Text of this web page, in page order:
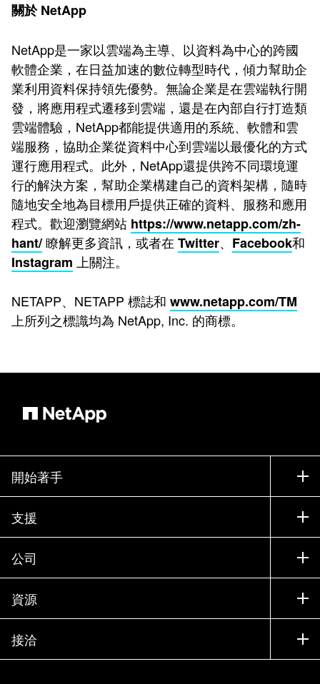
關於 NetApp
NetApp是一家以雲端為主導、以資料為中心的跨國
軟體企業，在日益加速的數位轉型時代，傾力幫助企
業利用資料保持領先優勢。無論企業是在雲端執行開
發，將應用程式遷移到雲端，還是在內部自行打造類
雲端體驗，NetApp都能提供適用的系統、軟體和雲
端服務，協助企業從資料中心到雲端以最優化的方式
運行應用程式。此外，NetApp還提供跨不同環境運
行的解決方案，幫助企業構建自己的資料架構，隨時
隨地安全地為目標用戶提供正確的資料、服務和應用
程式。歡迎瀏覽網站 https://www.netapp.com/zh-
hant/瞭解更多資訊，或者在 Twitter、 Facebook和
Instagram 上關注。
NETAPP、NETAPP 標誌和 www.netapp.com/TM
上所列之標識均為 NetApp, Inc. 的商標。
開始著手
如何購買
聯絡銷售人員
尋找合作夥伴
試用產品
執行簡報
產品（依英文字母順序排列）
支援
支援
訓練
說明文件
知識庫
社群
公司
公司
合作夥伴
工作機會
資源
新聞
活動
接洽